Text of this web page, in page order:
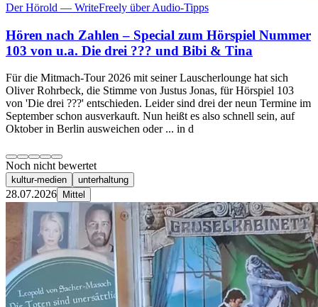
Der Hörold — WriteFreely über Audio-Tipps
Hören nach Zahlen – Special zum Hörspiel Nummer
103 von u.a. Die drei ??? und Bibi & Tina
Für die Mitmach-Tour 2026 mit seiner Lauscherlounge hat sich
Oliver Rohrbeck, die Stimme von Justus Jonas, für Hörspiel 103
von 'Die drei ???' entschieden. Leider sind drei der neun Termine im
September schon ausverkauft. Nun heißt es also schnell sein, auf
Oktober in Berlin ausweichen oder ... in d
Noch nicht bewertet
kultur-medien unterhaltung
28.07.2026 Mittel